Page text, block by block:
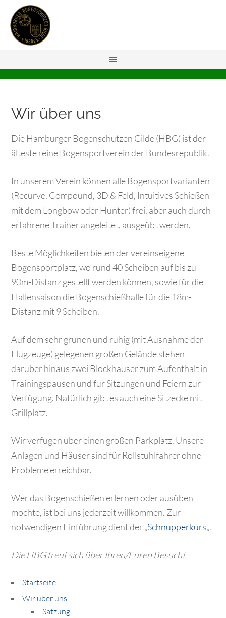
Wir über uns
Die Hamburger Bogenschützen Gilde (HBG) ist der
älteste reine Bogensportverein der Bundesrepublik.
In unserem Verein können alle Bogensportvarianten
(Recurve, Compound, 3D & Feld, Intuitives Schießen
mit dem Longbow oder Hunter) frei, aber auch durch
erfahrene Trainer angeleitet, ausgeübt werden.
Beste Möglichkeiten bieten der vereinseigene
Bogensportplatz, wo rund 40 Scheiben auf bis zu
90m-Distanz gestellt werden können, sowie für die
Hallensaison die Bogenschießhalle für die 18m-
Distanz mit 9 Scheiben.
Auf dem sehr grünen und ruhig (mit Ausnahme der
Flugzeuge) gelegenen großen Gelände stehen
darüber hinaus zwei Blockhäuser zum Aufenthalt in
Trainingspausen und für Sitzungen und Feiern zur
Verfügung. Natürlich gibt es auch eine Sitzecke mit
Grillplatz.
Wir verfügen über einen großen Parkplatz. Unsere
Anlagen und Häuser sind für Rollstuhlfahrer ohne
Probleme erreichbar.
Wer das Bogenschießen erlernen oder ausüben
möchte, ist bei uns jederzeit willkommen. Zur
notwendigen Einführung dient der „Schnupperkurs„.
Die HBG freut sich über Ihren/Euren Besuch!
Startseite
Wir über uns
Satzung